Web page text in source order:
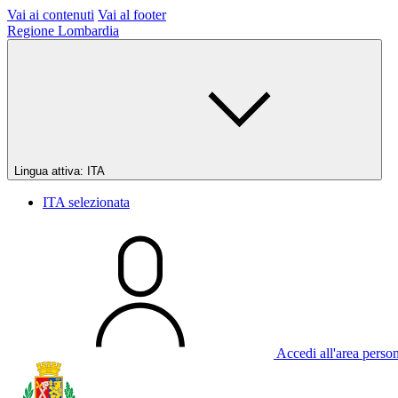
Vai ai contenuti Vai al footer
Regione Lombardia
Lingua attiva: ITA
ITA selezionata
Accedi all'area